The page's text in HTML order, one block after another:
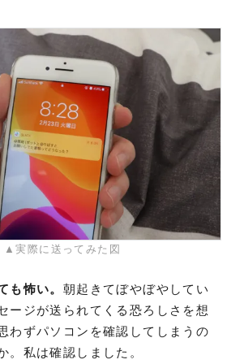
▲実際に送ってみた図
も怖い。 朝起きてぼやぼやしてい
ージが送られてくる恐ろしさを想
わずパソコンを確認してしまうの
。私は確認しました。